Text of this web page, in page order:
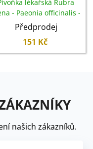
lékařská Rubra
- Paeonia officinalis -
cibuloviny - 1 ks
Předprodej
151 Kč
našich zákazníků.